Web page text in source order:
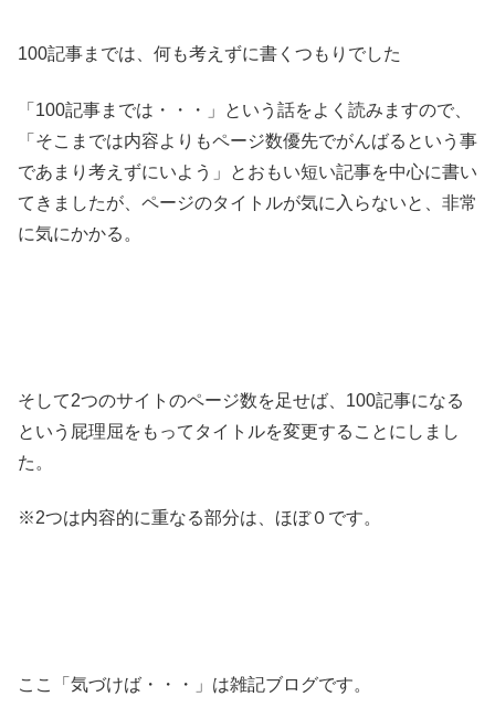
100記事までは、何も考えずに書くつもりでした
「100記事までは・・・」という話をよく読みますので、
「そこまでは内容よりもページ数優先でがんばるという事
であまり考えずにいよう」とおもい短い記事を中心に書い
てきましたが、ページのタイトルが気に入らないと、非常
に気にかかる。
そして2つのサイトのページ数を足せば、100記事になる
という屁理屈をもってタイトルを変更することにしまし
た。
※2つは内容的に重なる部分は、ほぼ０です。
ここ「気づけば・・・」は雑記ブログです。